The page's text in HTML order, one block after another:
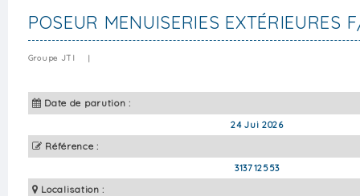
POSEUR MENUISERIES EXTÉRIEURES
Groupe JTI |
Date de parution :
24 Jui 2026
Référence :
313712553
Localisation :